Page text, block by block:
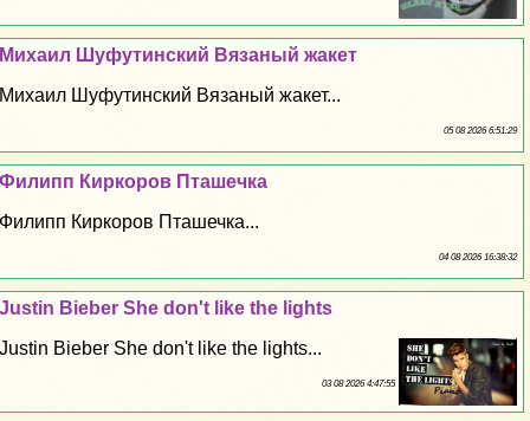
Михаил Шуфутинский Вязаный жакет
Михаил Шуфутинский Вязаный жакет...
05 08 2026 6:51:29
Филипп Киркоров Пташечка
Филипп Киркоров Пташечка...
04 08 2026 16:38:32
Justin Bieber She don't like the lights
Justin Bieber She don't like the lights...
03 08 2026 4:47:55